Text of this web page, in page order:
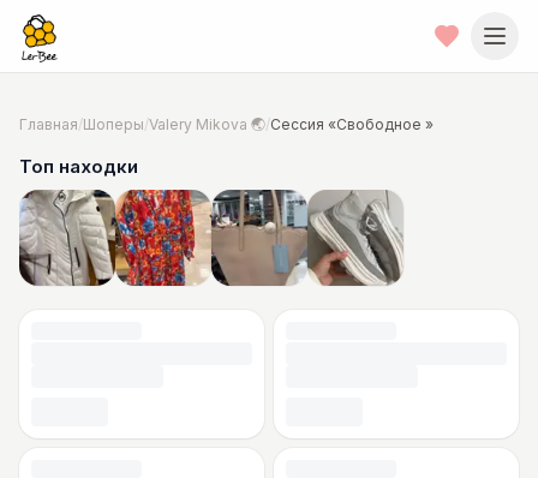
Главная/Шоперы/Valery Mikova 🌏/Сессия «Свободное »
Топ находки